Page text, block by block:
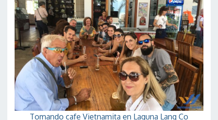
Tomando cafe Vietnamita en Laguna Lang Co